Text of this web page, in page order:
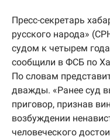
Пресс-секретарь
русского народа»
судом к четырем
сообщили в ФСБ по
По словам
дважды. «Ранее суд
приговор, признав
возбуждении
человеческого